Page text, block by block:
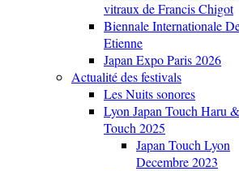
vitraux de Francis Chigot
Biennale Internationale
Etienne
Japan Expo Paris 2026
Actualité des festivals
Les Nuits sonores
Lyon Japan Touch Haru
Touch 2025
Japan Touch Lyon
Decembre 2023